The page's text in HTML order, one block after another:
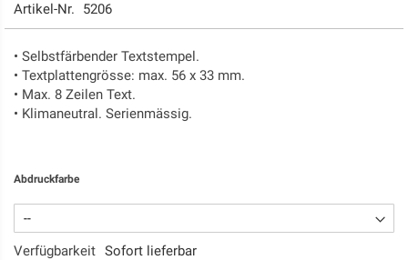
Artikel-Nr. 5206
• Selbstfärbender Textstempel.
• Textplattengrösse: max. 56 x 33 mm.
• Max. 8 Zeilen Text.
• Klimaneutral. Serienmässig.
Abdruckfarbe
Verfügbarkeit Sofort lieferbar